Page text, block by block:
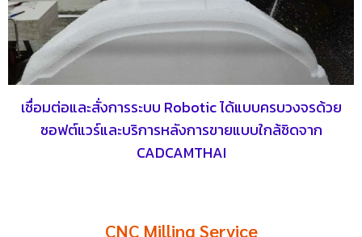
เชื่อมต่อและสั่งการระบบ Robotic ได้แบบครบวงจรด้วย
ซอฟต์แวร์และบริการหลังการขายแบบใกล้ชิดจาก
CADCAMTHAI
CNC Milling Service